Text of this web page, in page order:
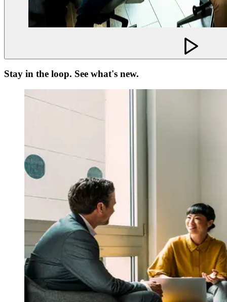
Stay in the loop. See what's new.